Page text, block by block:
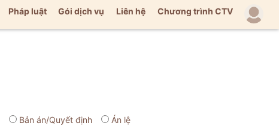
Pháp luật Gói dịch vụ Liên hệ Chương trình CTV
Bản án/Quyết định Án lệ